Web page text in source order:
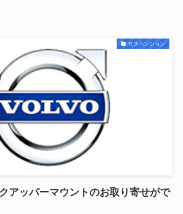
サスペンション
アッパーマウントのお取り寄せがで